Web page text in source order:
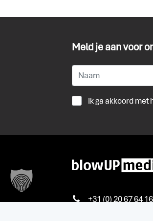
Meld je aan voor
Ik ga akkoord met
+31 (0) 20 67 64